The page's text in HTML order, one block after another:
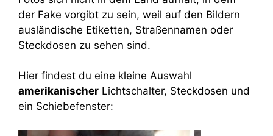
der Fake vorgibt zu sein, weil auf den Bildern
ausländische Etiketten, Straßennamen oder
Steckdosen zu sehen sind.
Hier findest du eine kleine Auswahl
amerikanischer Lichtschalter, Steckdosen und
ein Schiebefenster: